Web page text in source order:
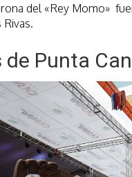
del «Rey Momo»
de Punta